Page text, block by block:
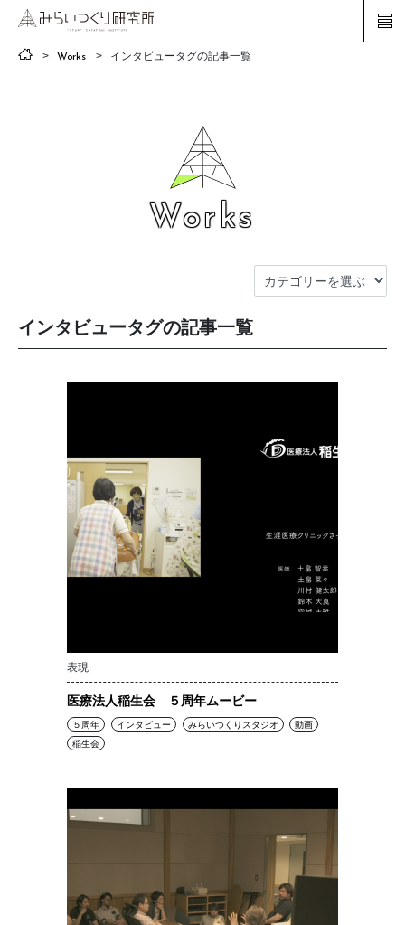
Works インタビュータグの記事一覧
Works
インタビュータグの記事一覧
表現
医療法人稲生会 ５周年ムービー
５周年 インタビュー みらいつくりスタジオ
動画
稲生会